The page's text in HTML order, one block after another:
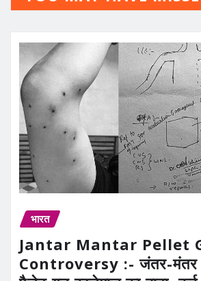
भारत
Jantar Mantar Pellet
Controversy :- जंतर-मंतर